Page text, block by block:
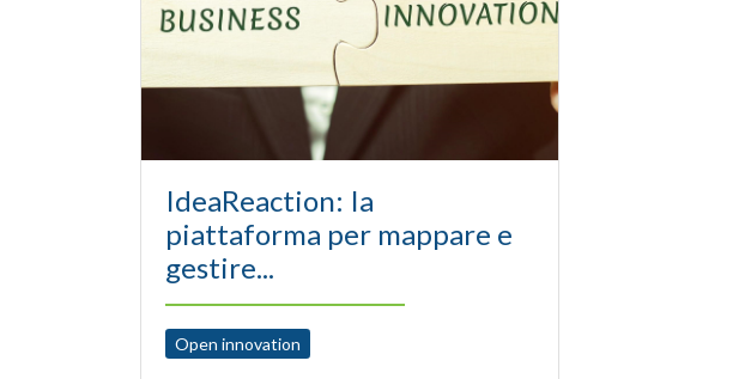
IdeaReaction: Ia
piattaforma per mappare e
gestire...
Open innovation